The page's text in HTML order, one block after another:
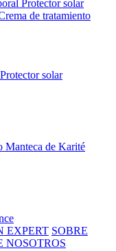
Protector solar
de tratamiento
Protector solar
Manteca de Karité
EXPERT SOBRE
NOSOTROS